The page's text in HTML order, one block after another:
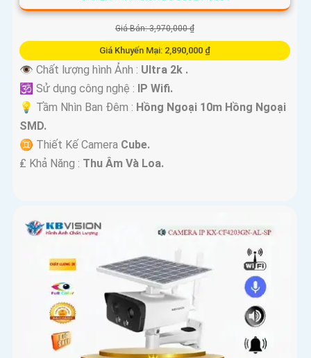
Giá Bán: 3,970,000 ₫
Giá Khuyến Mại: 2,890,000 ₫
👁 Chất lượng hình Ảnh : Ultra 2k .
🕉️ Sử dụng công nghệ :
IP Wifi.
💡 Tầm Nhìn Ban Đêm : Hồng Ngoại 10m Hồng Ngoại
SMD.
♊ Thiết Kế Camera Cube.
️₤ Khả Năng : Thu Âm Và Loa.